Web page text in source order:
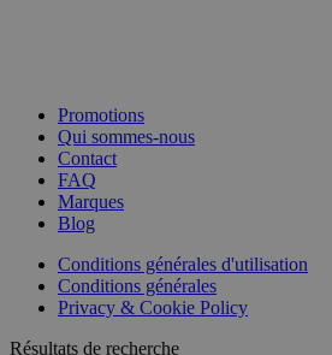
Promotions
Qui sommes-nous
Contact
FAQ
Marques
Blog
Conditions générales d'utilisation
Conditions générales
Privacy & Cookie Policy
Résultats de recherche